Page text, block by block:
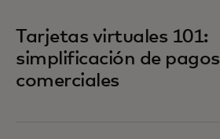
Tarjetas virtuales 101:
simplificación de pagos
comerciales